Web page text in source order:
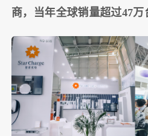
商，当年全球销量超过47万